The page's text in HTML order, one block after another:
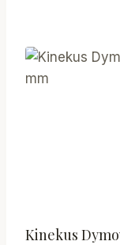
Kinekus